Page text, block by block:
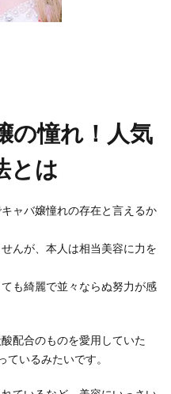
の憧れ！人気
とは
ャバ嬢憧れの存在と言えるか
んが、本人は相当美容に力を
も綺麗で並々ならぬ努力が感
配合のものを愛用していた
ているみたいです。